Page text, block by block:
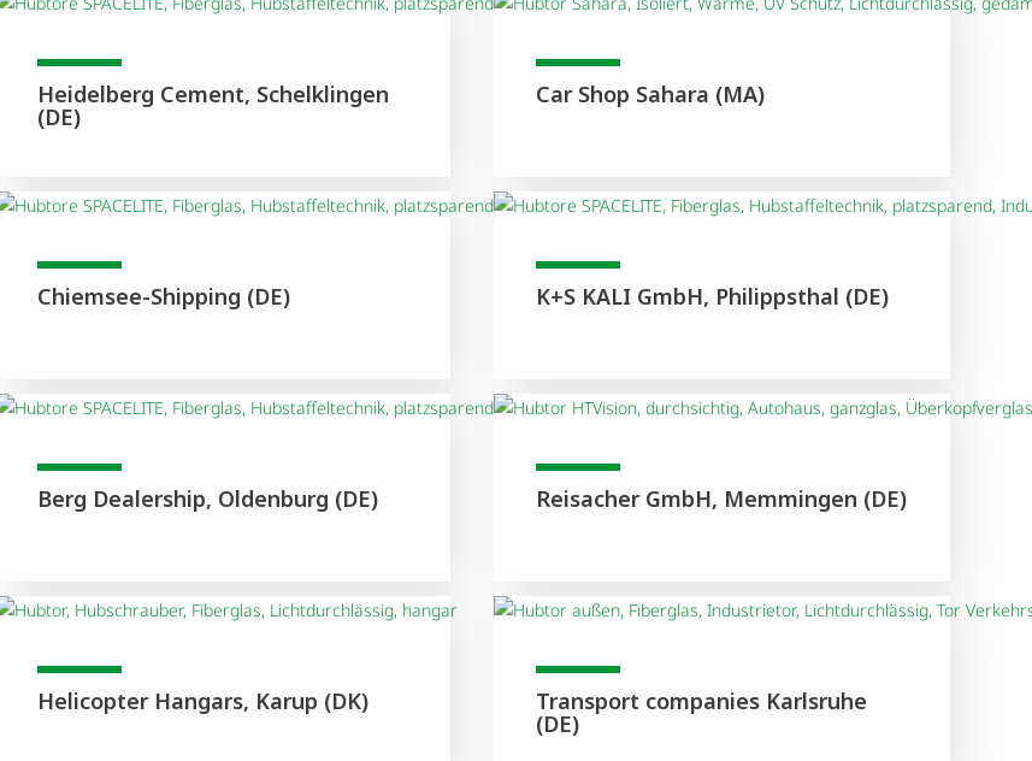
Heidelberg Cement, Schelklingen
(DE)
Car Shop Sahara (MA)
Chiemsee-Shipping (DE) K+S KALI GmbH, Philippsthal (DE)
Berg Dealership, Oldenburg (DE) Reisacher GmbH, Memmingen (DE)
Helicopter Hangars, Karup (DK) Transport companies Karlsruhe
(DE)